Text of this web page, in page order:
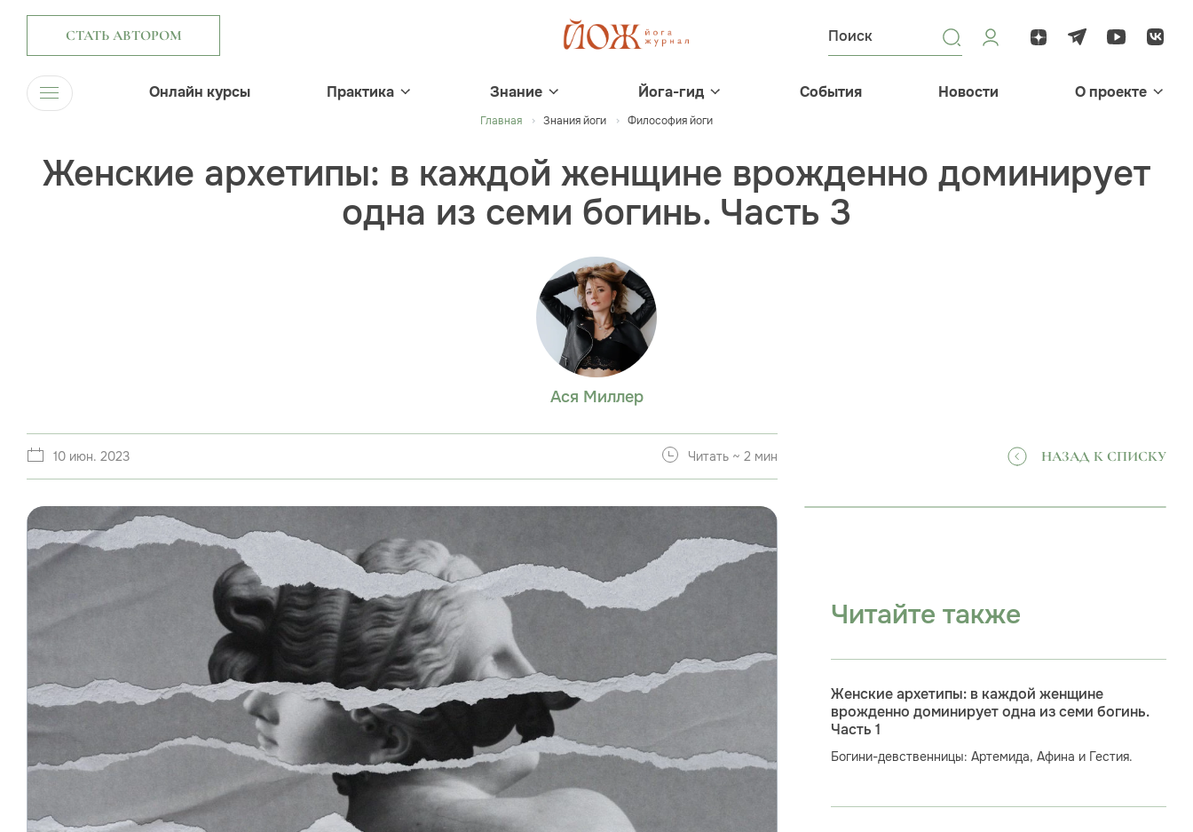
СТАТЬ АВТОРОМ
Онлайн курсы Практика Знание Йога-гид События Новости О проекте
Главная Знания йоги Философия йоги
Женские архетипы: в каждой женщине врожденно доминирует
одна из семи богинь. Часть 3
Ася Миллер
10 июн. 2023 Читать ~ 2 мин НАЗАД К СПИСКУ
Читайте также
Женские архетипы: в каждой женщине
врожденно доминирует одна из семи богинь.
Часть 1
Богини-девственницы: Артемида, Афина и Гестия.